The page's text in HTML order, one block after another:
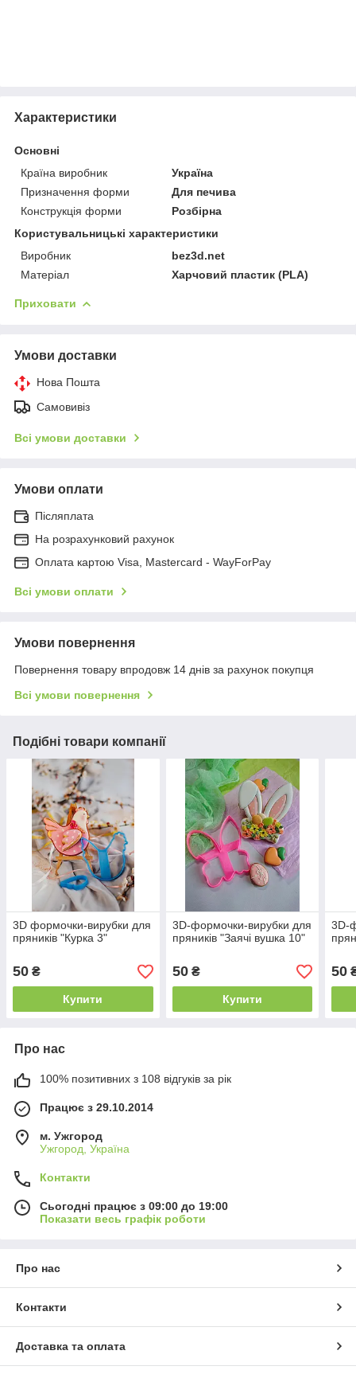
Характеристики
Основні
Країна виробник
Україна
Призначення форми
Для печива
Конструкція форми
Розбірна
Користувальницькі характеристики
Виробник
bez3d.net
Матеріал
Харчовий пластик (PLA)
Приховати
Умови доставки
Нова Пошта
Самовивіз
Всі умови доставки
Умови оплати
Післяплата
На розрахунковий рахунок
Оплата картою Visa, Mastercard - WayForPay
Всі умови оплати
Умови повернення
Повернення товару впродовж 14 днів за рахунок покупця
Всі умови повернення
Подібні товари компанії
3D формочки-вирубки для
пряників "Курка 3"
50 ₴
Купити
3D-формочки-вирубки для
пряників "Заячі вушка 10"
50₴
Купити
3D-
50
Про нас
100% позитивних з 108 відгуків за рік
Працює з 29.10.2014
м. Ужгород
Ужгород, Україна
Контакти
Сьогодні працює з 09:00 до 19:00
Показати весь графік роботи
Про нас
Контакти
Доставка та оплата